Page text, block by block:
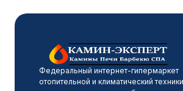
Федеральный интернет-гипермаркет
отопительной и климатический